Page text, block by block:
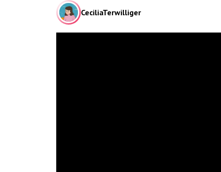
CeciliaTerwilliger